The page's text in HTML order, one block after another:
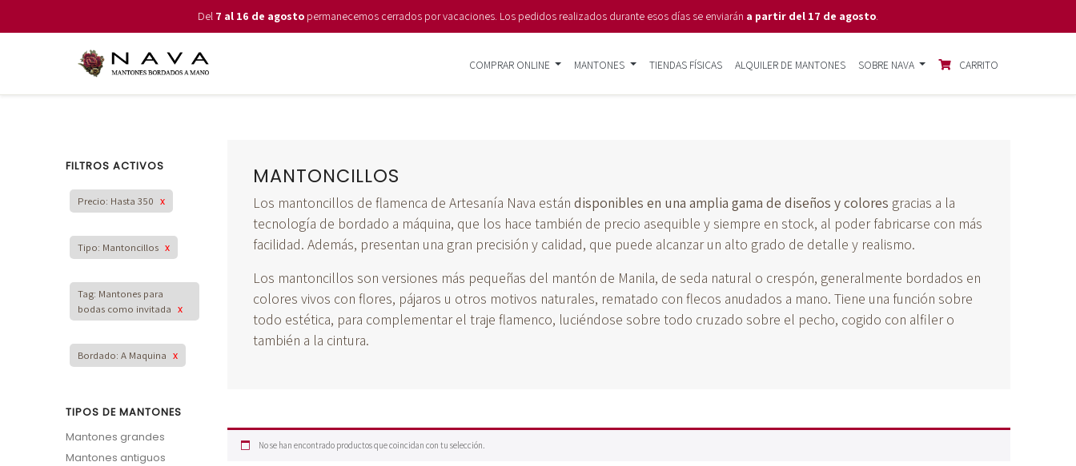
Del 7 al 16 de agosto permanecemos cerrados por vacaciones. Los pedidos realizados durante esos días se enviarán a partir del 17 de agosto.
COMPRAR ONLINE MANTONES TIENDAS FÍSICAS ALQUILER DE MANTONES SOBRE NAVA CARRITO
FILTROS ACTIVOS
Precio: Hasta 350 x
Tipo: Mantoncillos x
Tag: Mantones para
bodas como invitada x
Bordado: A Maquina x
TIPOS DE MANTONES
Mantones grandes
Mantones antiguos
MANTONCILLOS
Los mantoncillos de flamenca de Artesanía Nava están disponibles en una amplia gama de diseños y colores gracias a la
tecnología de bordado a máquina, que los hace también de precio asequible y siempre en stock, al poder fabricarse con más
facilidad. Además, presentan una gran precisión y calidad, que puede alcanzar un alto grado de detalle y realismo.
Los mantoncillos son versiones más pequeñas del mantón de Manila, de seda natural o crespón, generalmente bordados en
colores vivos con flores, pájaros u otros motivos naturales, rematado con flecos anudados a mano. Tiene una función sobre
todo estética, para complementar el traje flamenco, luciéndose sobre todo cruzado sobre el pecho, cogido con alfiler o
también a la cintura.
No se han encontrado productos que coincidan con tu selección.